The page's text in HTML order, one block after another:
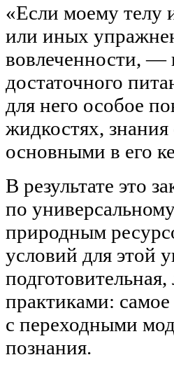
«Если моему телу
или иных
вовлеченности, —
достаточного
для него особое
жидкостях,
основными в его
В результате это
по
природным
условий для этой
практиками:
с переходными
познания.